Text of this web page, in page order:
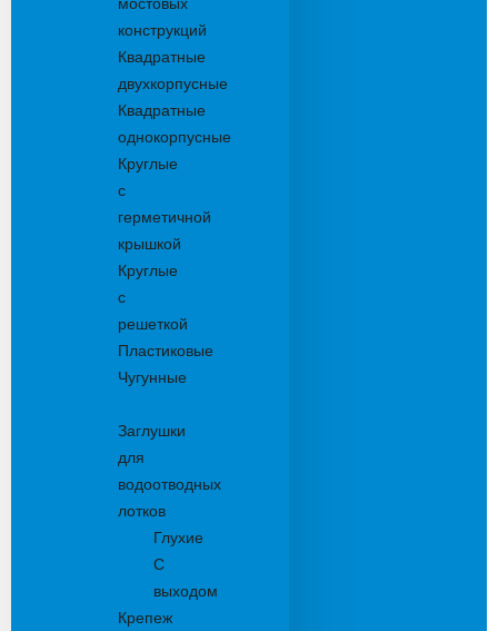
конструкций
Квадратные
двухкорпусные
Квадратные
однокорпусные
Круглые
с
герметичной
крышкой
Круглые
с
решеткой
Пластиковые
Чугунные
Заглушки
для
водоотводных
лотков
Глухие
С
выходом
Крепеж